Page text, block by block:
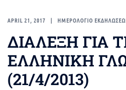
APRIL 21, 2017 ΗΜΕΡΟΛΟΓΙΟ
ΔΙΑΛΕΞΗ ΓΙΑ
ΕΛΛΗΝΙΚΗ
(21/4/2013)